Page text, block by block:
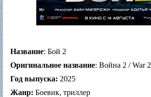
Название: Бой 2
Оригинальное название: Война 2 / War 2
Год выпуска: 2025
Жанр: Боевик, триллер